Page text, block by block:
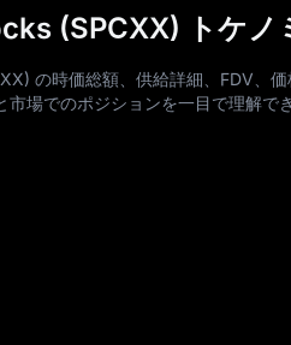
(SPCXX) トケノ
の時価総額、供給詳細、FDV、
市場でのポジションを一目で理解で